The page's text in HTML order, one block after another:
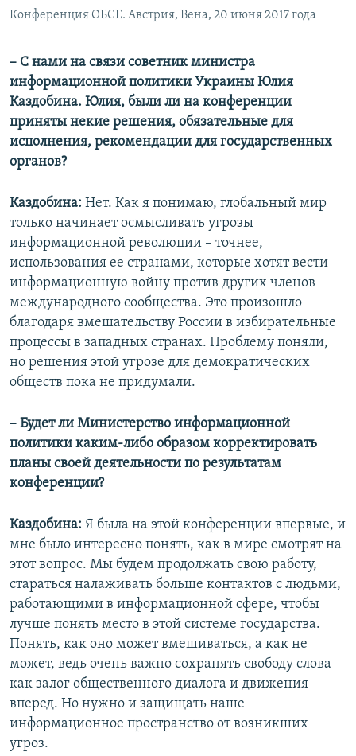
Конференция ОБСЕ. Австрия, Вена, 20 июня 2017 года
–​ С нами на связи советник министра
информационной политики Украины Юлия
Каздобина. Юлия, были ли на конференции
приняты некие решения, обязательные для
исполнения, рекомендации для государственных
органов?
Каздобина: Нет. Как я понимаю, глобальный мир
только начинает осмысливать угрозы
информационной революции – точнее,
использования ее странами, которые хотят вести
информационную войну против других членов
международного сообщества. Это произошло
благодаря вмешательству России в избирательные
процессы в западных странах. Проблему поняли,
но решения этой угрозе для демократических
обществ пока не придумали.
–​ Будет ли Министерство информационной
политики каким-либо образом корректировать
планы своей деятельности по результатам
конференции?
Каздобина: Я была на этой конференции впервые, и
мне было интересно понять, как в мире смотрят на
этот вопрос. Мы будем продолжать свою работу,
стараться налаживать больше контактов с людьми,
работающими в информационной сфере, чтобы
лучше понять место в этой системе государства.
Понять, как оно может вмешиваться, а как не
может, ведь очень важно сохранять свободу слова
как залог общественного диалога и движения
вперед. Но нужно и защищать наше
информационное пространство от возникших
угроз.